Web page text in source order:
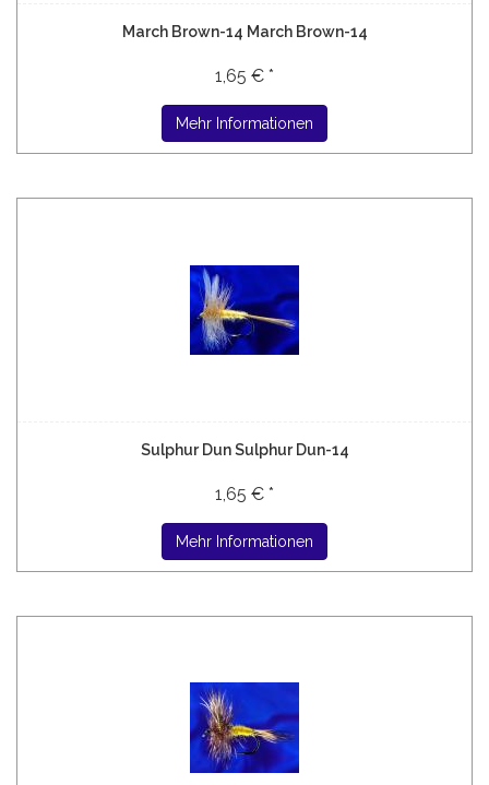
March Brown-14 March Brown-14
1,65 € *
Mehr Informationen
Sulphur Dun Sulphur Dun-14
1,65 € *
Mehr Informationen